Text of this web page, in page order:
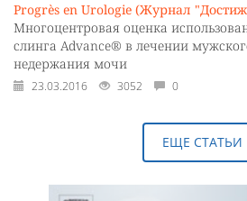
Progrès en Urologie (Журнал
Многоцентровая оценка
слинга Advance® в лечении
недержания мочи
23.03.2016 3052 0
ЕЩЕ СТАТЬИ